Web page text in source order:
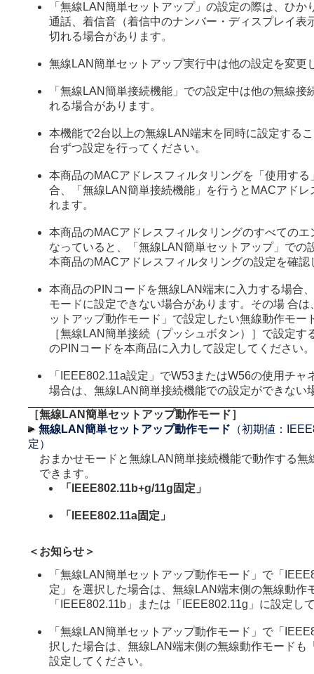
「無線LAN簡単セットアップ」の設定の際は、ひか
通話、着信音（着信中のナンバー・ディスプレイ表
切れる場合があります。
無線LAN簡単セットアップ実行中は他の設定を変更
「無線LAN簡単接続機能」での設定中は他の無線接
れる場合があります。
本機能で2台以上の無線LAN端末を同時に設定する
台ずつ設定を行ってください。
本商品のMACアドレスフィルタリングを「使用する
合、「無線LAN簡単接続機能」を行うとMACアドレ
れます。
本商品のMACアドレスフィルタリングのすべてのエ
なっていると、「無線LAN簡単セットアップ」での
本商品のMACアドレスフィルタリングの設定を確認
本商品のPINコードを無線LAN端末に入力する場合
モードに設定できない場合があります。その場 合
ットアップ動作モード」で設定したい無線動作モー
［無線LAN簡単接続（プッシュボタン）］で設定す
のPINコードを本商品に入力して設定してください。
「IEEE802.11a設定」でW53またはW56の使用チャ
場合は、無線LAN簡単接続機能での設定ができない
［無線LAN簡単セットアップ動作モード］
無線LAN簡単セットアップ動作モード （初期値：
定）
おまかせモードと無線LAN簡単接続機能で動作する無
できます。
「IEEE802.11b+g/11g固定」
「IEEE802.11a固定」
＜お知らせ＞
「無線LAN簡単セットアップ動作モード」で「
定」を選択した場合は、無線LAN端末側の無線動作
「IEEE802.11b」または「IEEE802.11g」に設定し
「無線LAN簡単セットアップ動作モード」で「
択した場合は、無線LAN端末側の無線動作モードも
設定してください。